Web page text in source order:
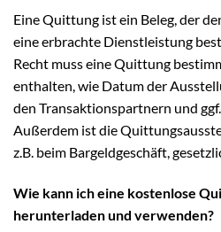
Eine Quittung ist ein Beleg, der
eine erbrachte Dienstleistung
Recht muss eine Quittung
enthalten, wie Datum der
den Transaktionspartnern und
Außerdem ist die
z.B. beim Bargeldgeschäft,
Wie kann ich eine kostenlose
herunterladen und verwenden?